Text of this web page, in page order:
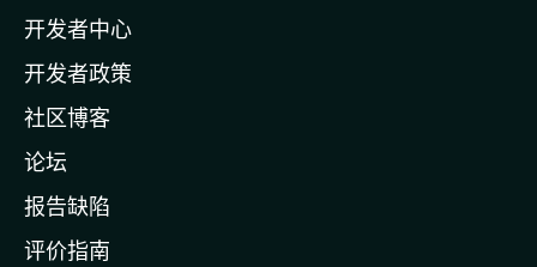
主
页
开发者中心
开发者政策
社区博客
论坛
报告缺陷
评价指南